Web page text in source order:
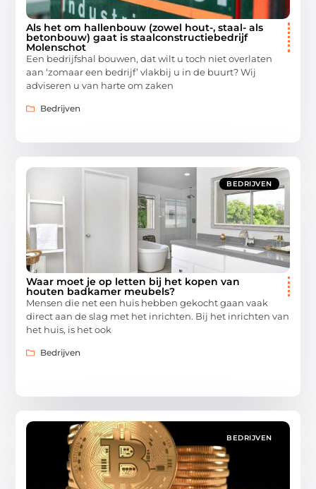
Als het om hallenbouw (zowel hout-, staal- als
betonbouw) gaat is staalconstructiebedrijf
Molenschot
Een bedrijfshal bouwen, dat wilt u toch niet overlaten
aan ‘zomaar een bedrijf’ vlakbij u in de buurt? Wij
adviseren u van harte om zaken
Bedrijven
BEDRIJVEN
Waar moet je op letten bij het kopen van
houten badkamer meubels?
Mensen die net een huis hebben gekocht gaan vaak
direct aan de slag met het inrichten. Bij het inrichten van
het huis, is het ook
Bedrijven
BEDRIJVEN